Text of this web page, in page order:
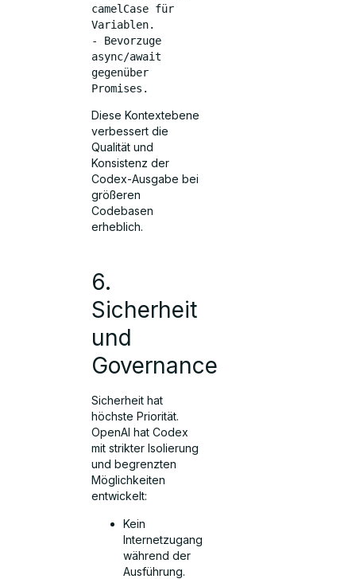
camelCase für
Variablen.
- Bevorzuge
async/await
gegenüber
Promises.
Diese Kontextebene
verbessert die
Qualität und
Konsistenz der
Codex-Ausgabe bei
größeren
Codebasen
erheblich.
6.
Sicherheit
und
Governance
Sicherheit hat
höchste Priorität.
OpenAI hat Codex
mit strikter Isolierung
und begrenzten
Möglichkeiten
entwickelt:
Kein
Internetzugang
während der
Ausführung.